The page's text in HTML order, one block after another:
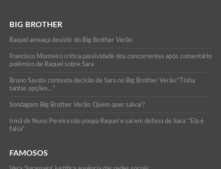
BIG BROTHER
Raquel ameaça desistir do Big Brother Verão
Francisco Monteiro critica passividade dos concorrentes após comentário
polémico de Raquel sobre Sara
Bruno Savate contexta decisão de Sara no Big Brother Verão:”Tinha
tantas opções…”
Sondagem Big Brother Verão: Quem quer salvar?
Irmã de Nuno Pereira não poupa Raquel e sai em defesa de Sara: “Ela é
falsa”
FAMOSOS